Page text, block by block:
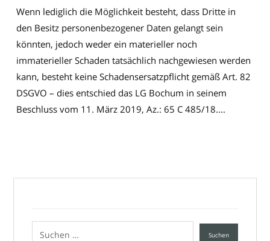
Wenn lediglich die Möglichkeit besteht, dass Dritte in
den Besitz personenbezogener Daten gelangt sein
könnten, jedoch weder ein materieller noch
immaterieller Schaden tatsächlich nachgewiesen werden
kann, besteht keine Schadensersatzpflicht gemäß Art. 82
DSGVO – dies entschied das LG Bochum in seinem
Beschluss vom 11. März 2019, Az.: 65 C 485/18....